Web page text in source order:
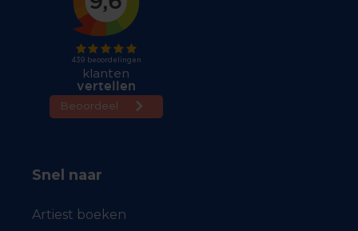
Snel naar
Artiest boeken